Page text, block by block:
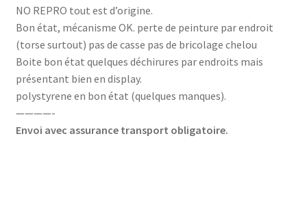
NO REPRO tout est d’origine.
Bon état, mécanisme OK. perte de peinture par endroit
(torse surtout) pas de casse pas de bricolage chelou
Boite bon état quelques déchirures par endroits mais
présentant bien en display.
polystyrene en bon état (quelques manques).
————-
Envoi avec assurance transport obligatoire.